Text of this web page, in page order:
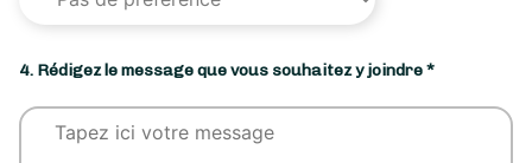
4. Rédigez le message que vous souhaitez y joindre *